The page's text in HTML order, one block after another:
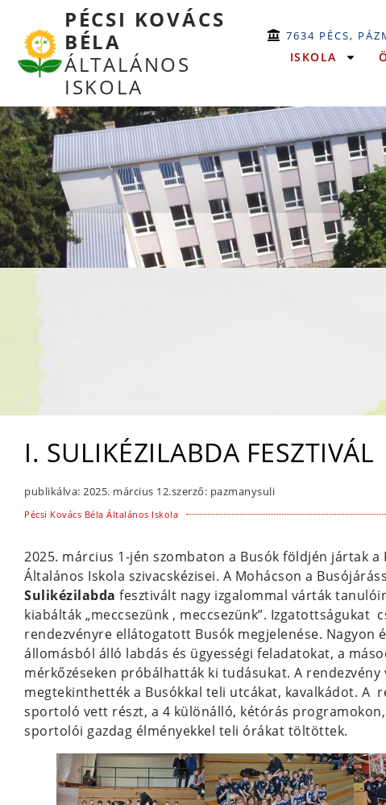
PÉCSI KOVÁCS
BÉLA
ÁLTALÁNOS
ISKOLA
7634 PÉCS,
ISKOLA
I. SULIKÉZILABDA FESZTIVÁL
publikálva: 2025. március 12.szerző: pazmanysuli
Pécsi Kovács Béla Általános Iskola
2025. március 1-jén szombaton a Busók földjén jártak a
Általános Iskola szivacskézisei. A Mohácson a
Sulikézilabda fesztivált nagy izgalommal várták
kiabálták „meccsezünk , meccsezünk”. Izgatottságukat
rendezvényre ellátogatott Busók megjelenése. Nagyon
állomásból álló labdás és ügyességi feladatokat, a
mérkőzéseken próbálhatták ki tudásukat. A rendezvény
megtekinthették a Busókkal teli utcákat, kavalkádot. A
sportoló vett részt, a 4 különálló, kétórás
sportolói gazdag élményekkel teli órákat töltöttek.